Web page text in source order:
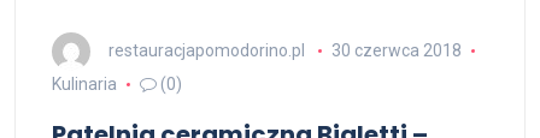
restauracjapomodorino.pl
30 czerwca 2018
Kulinaria
(0)